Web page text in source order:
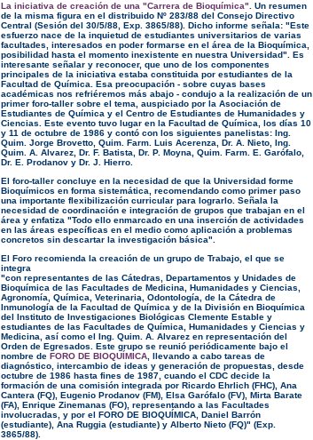
La iniciativa de creación de una "Carrera de Bioquímica" . Un resumen
de la misma figura en el distribuido Nº 283/88 del Consejo Directivo
Central (Sesión del 30/5/88, Exp. 3865/88). Dicho informe señala: "Este
esfuerzo nace de la inquietud de estudiantes universitarios de varias
facultades, interesados en poder formarse en el área de la Bioquímica,
posibilidad hasta el momento inexistente en nuestra Universidad". Es
interesante señalar y reconocer, que uno de los componentes
principales de la iniciativa estaba constituida por estudiantes de la
Facultad de Química. Esa preocupación - sobre cuyas bases
académicas nos refriéremos más abajo - condujo a la realización de un
primer foro-taller sobre el tema, auspiciado por la Asociación de
Estudiantes de Química y el Centro de Estudiantes de Humanidades y
Ciencias. Este evento tuvo lugar en la Facultad de Química, los días 10
y 11 de octubre de 1986 y contó con los siguientes panelistas: Ing.
Quim. Jorge Brovetto, Quim. Farm. Luis Acerenza, Dr. A. Nieto, Ing.
Quim. A. Alvarez, Dr. F. Batista, Dr. P. Moyna, Quim. Farm. E. Garófalo,
Dr. E. Prodanov y Dr. J. Hierro.
El foro-taller concluye en la necesidad de que la Universidad forme
Bioquímicos en forma sistemática, recomendando como primer paso
una importante flexibilización curricular para lograrlo. Señala la
necesidad de coordinación e integración de grupos que trabajan en el
área y enfatiza "Todo ello enmarcado en una inserción de actividades
en las áreas específicas en el medio como aplicación a problemas
concretos sin descartar la investigación básica".
El Foro recomienda la creación de un grupo de Trabajo, el que se
integra
"con representantes de las Cátedras, Departamentos y Unidades de
Bioquímica de las Facultades de Medicina, Humanidades y Ciencias,
Agronomía, Química, Veterinaria, Odontología, de la Cátedra de
Inmunología de la Facultad de Química y de la División en Bioquímica
del Instituto de Investigaciones Biológicas Clemente Estable y
estudiantes de las Facultades de Química, Humanidades y Ciencias y
Medicina, así como el Ing. Quim. A. Alvarez en representación del
Orden de Egresados. Este grupo se reunió periódicamente bajo el
nombre de FORO DE BIOQUÍMICA , llevando a cabo tareas de
diagnóstico, intercambio de ideas y generación de propuestas, desde
octubre de 1986 hasta fines de 1987, cuando el CDC decide la
formación de una comisión integrada por Ricardo Ehrlich (FHC), Ana
Cantera (FQ), Eugenio Prodanov (FM), Elsa Garófalo (FV), Mirta Barate
(FA), Enrique Zinemanas (FO), representando a las Facultades
involucradas, y por el FORO DE BIOQUÍMICA, Daniel Barrón
(estudiante), Ana Ruggia (estudiante) y Alberto Nieto (FQ)" (Exp.
3865/88).